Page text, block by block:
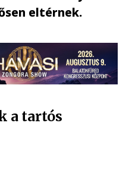
eltérnek.
a tartós